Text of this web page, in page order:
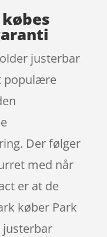
justerbar
populære
Der følger
med når
er at de
køber Park
justerbar